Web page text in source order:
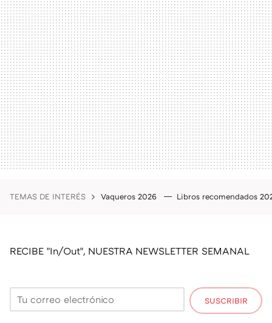
TEMAS DE INTERÉS Vaqueros 2026 Libros recomendados
RECIBE "In/Out", NUESTRA NEWSLETTER SEMANAL
SUSCRIBIR